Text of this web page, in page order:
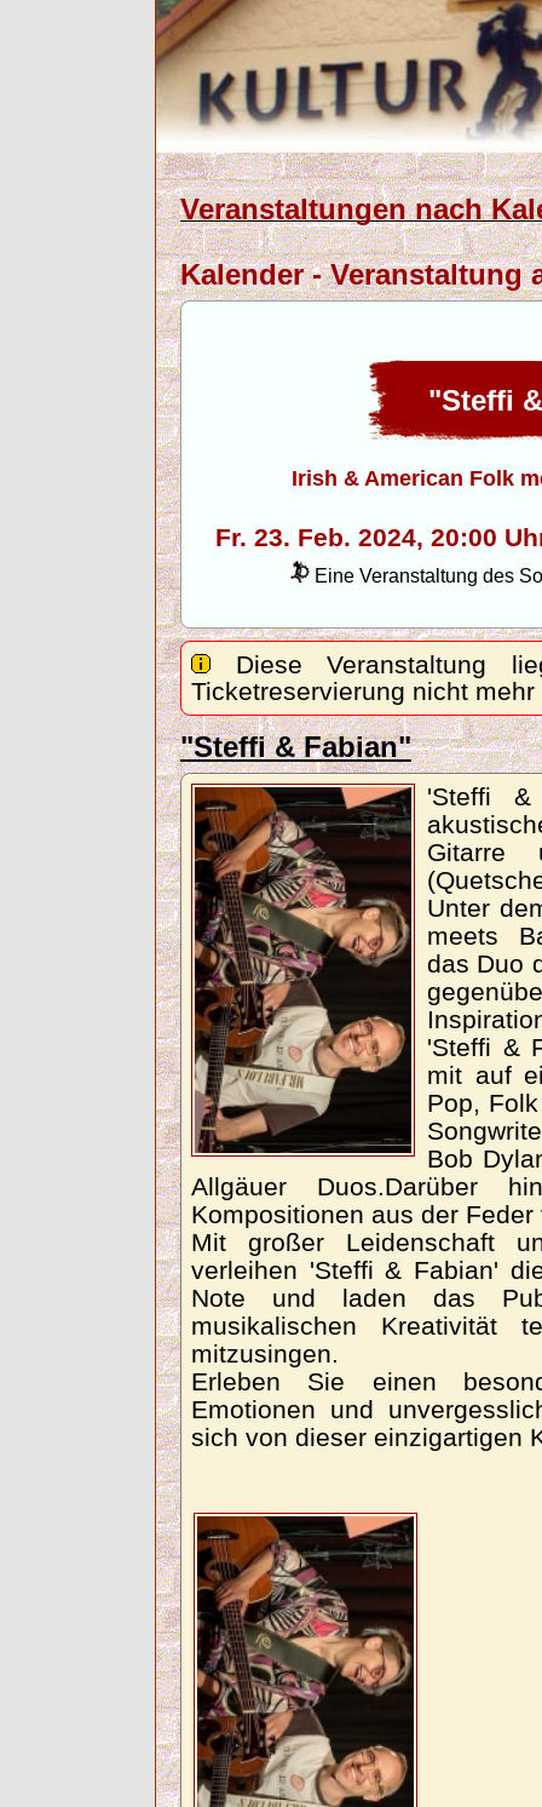
Veranstaltungen nach
Kalender - Veranstaltung
"Steffi
Irish & American Folk
Fr. 23. Feb. 2024,
Eine Veranstaltung des
Diese Veranstaltung
Ticketreservierung nicht
"Steffi & Fabian"
'Steffi &
Gitarre
Unter
meets
das Duo
'Steffi &
mit auf
Pop,
Bob
Allgäuer Duos.Darüber
Kompositionen aus der
Mit großer Leidenschaft
verleihen 'Steffi & Fabian'
Note und laden das
musikalischen Kreativität
mitzusingen.
Erleben Sie einen
Emotionen und
sich von dieser einzigartigen